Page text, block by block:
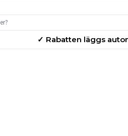
✓ Rabatten läggs